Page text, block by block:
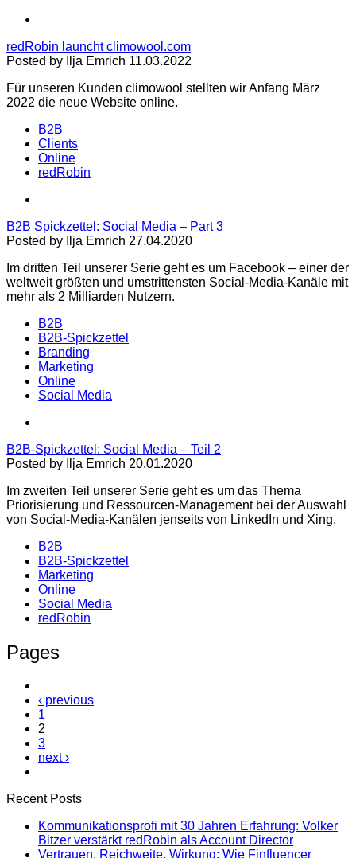
redRobin launcht climowool.com
Posted by Ilja Emrich 11.03.2022
Für unseren Kunden climowool stellten wir Anfang März
2022 die neue Website online.
B2B
Clients
Online
redRobin
B2B Spickzettel: Social Media – Part 3
Posted by Ilja Emrich 27.04.2020
Im dritten Teil unserer Serie geht es um Facebook – einer der
weltweit größten und umstrittensten Social-Media-Kanäle mit
mehr als 2 Milliarden Nutzern.
B2B
B2B-Spickzettel
Branding
Marketing
Online
Social Media
B2B-Spickzettel: Social Media – Teil 2
Posted by Ilja Emrich 20.01.2020
Im zweiten Teil unserer Serie geht es um das Thema
Priorisierung und Ressourcen-Management bei der Auswahl
von Social-Media-Kanälen jenseits von LinkedIn und Xing.
B2B
B2B-Spickzettel
Marketing
Online
Social Media
redRobin
Pages
‹ previous
1
2
3
next ›
Recent Posts
Kommunikationsprofi mit 30 Jahren Erfahrung: Volker
Bitzer verstärkt redRobin als Account Director
Vertrauen, Reichweite, Wirkung: Wie Finfluencer